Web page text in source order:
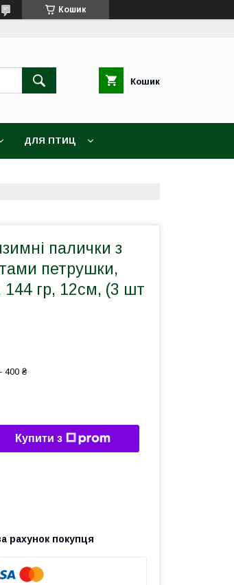
Кошик
Кошик
ДЛЯ ПТИЦ
палички з
петрушки,
144 гр, 12см, (3 шт
400 ₴
Купити з
рахунок покупця